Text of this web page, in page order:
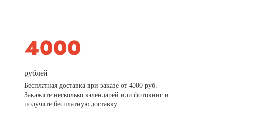
рублей
Бесплатная доставка при заказе от 4000 руб.
Закажите несколько календарей или фотокниг и
получите бесплатную доставку